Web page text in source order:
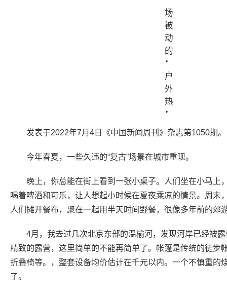
发表于2022年7月4日《中国新闻周刊》杂志第1050期。
今年春夏，一些久违的“复古”场景在城市重现。
晚上，你总能在街上看到一张小桌子。人们坐在小马上
喝着啤酒和可乐，让人想起小时候在夏夜乘凉的情景。周末
人们摊开餐布，聚在一起用半天时间野餐，很像多年前的郊
4月，我去过几次北京东部的温榆河，发现河岸已经被
精致的露营，这里简单的不能再简单了。帐篷是传统的徒步
折叠椅等。，整套设备均价估计在千元以内。一个不慎重的
了。